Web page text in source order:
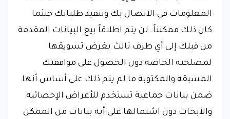
المعلومات في الاتصال بك وتنفيذ طلباتك حيثما
كان ذلك ممكنناً. لن يتم اطلاقاً بيع البيانات المقدمة
من قبلك إلى أي طرف ثالث بغرض تسويقها
لمصلحته الخاصة دون الحصول على موافقتك
المسبقة والمكتوبة ما لم يتم ذلك على أساس أنها
ضمن بيانات جماعية تستخدم للأغراض الإحصائية
والأبحاث دون اشتمالها على أية بيانات من الممكن